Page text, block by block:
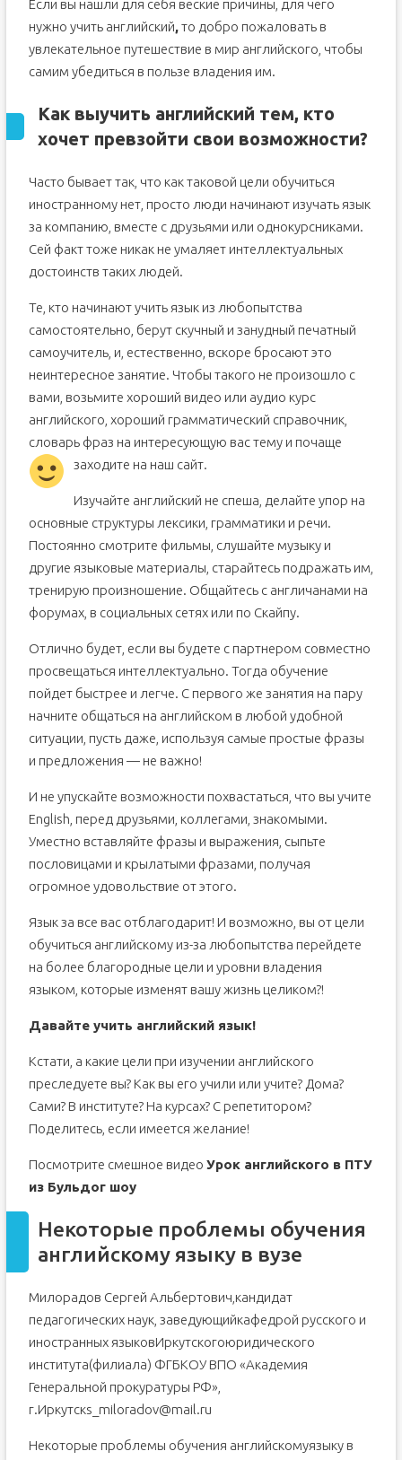
Если вы нашли для себя веские причины, для чего
нужно учить английский,то добро пожаловать в
увлекательное путешествие в мир английского, чтобы
самим убедиться в пользе владения им.
Как выучить английский тем, кто
хочет превзойти свои возможности?
Часто бывает так, что как таковой цели обучиться
иностранному нет, просто люди начинают изучать язык
за компанию, вместе с друзьями или однокурсниками.
Сей факт тоже никак не умаляет интеллектуальных
достоинств таких людей.
Те, кто начинают учить язык из любопытства
самостоятельно, берут скучный и занудный печатный
самоучитель, и, естественно, вскоре бросают это
неинтересное занятие. Чтобы такого не произошло с
вами, возьмите хороший видео или аудио курс
английского, хороший грамматический справочник,
словарь фраз на интересующую вас тему и почаще
заходите на наш сайт.
Изучайте английский не спеша, делайте упор на
основные структуры лексики, грамматики и речи.
Постоянно смотрите фильмы, слушайте музыку и
другие языковые материалы, старайтесь подражать им,
тренирую произношение. Общайтесь с англичанами на
форумах, в социальных сетях или по Скайпу.
Отлично будет, если вы будете с партнером совместно
просвещаться интеллектуально. Тогда обучение
пойдет быстрее и легче. С первого же занятия на пару
начните общаться на английском в любой удобной
ситуации, пусть даже, используя самые простые фразы
и предложения — не важно!
И не упускайте возможности похвастаться, что вы учите
English, перед друзьями, коллегами, знакомыми.
Уместно вставляйте фразы и выражения, сыпьте
пословицами и крылатыми фразами, получая
огромное удовольствие от этого.
Язык за все вас отблагодарит! И возможно, вы от цели
обучиться английскому из-за любопытства перейдете
на более благородные цели и уровни владения
языком, которые изменят вашу жизнь целиком?!
Давайте учить английский язык!
Кстати, а какие цели при изучении английского
преследуете вы? Как вы его учили или учите? Дома?
Сами? В институте? На курсах? С репетитором?
Поделитесь, если имеется желание!
Посмотрите смешное видео Урок английского в ПТУ
из Бульдог шоу
Некоторые проблемы обучения
английскому языку в вузе
Милорадов Сергей Альбертович,кандидат
педагогических наук, заведующийкафедрой русского и
иностранных языковИркутскогоюридического
института(филиала) ФГБКОУ ВПО «Академия
Генеральной прокуратуры РФ»,
г.Иркутскs_miloradov@mail.ru
Некоторые проблемы обучения английскомуязыку в